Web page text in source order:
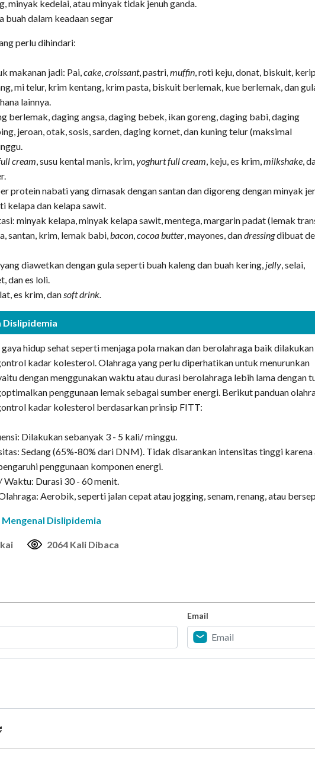
minyak kedelai, atau minyak tidak jenuh ganda.
buah dalam keadaan segar
perlu dihindari:
makanan jadi: Pai,cake ,croissant, pastri,muffin , roti keju, donat, biskuit,
mi telur, krim kentang, krim pasta, biskuit berlemak, kue berlemak, dan
lainnya.
berlemak, daging angsa, daging bebek, ikan goreng, daging babi, daging
jeroan, otak, sosis, sarden, daging kornet, dan kuning telur (maksimal
cream , susu kental manis, krim,yoghurtfull cream , keju, es krim,milkshake ,
protein nabati yang dimasak dengan santan dan digoreng dengan minyak
kelapa dan kelapa sawit.
minyak kelapa, minyak kelapa sawit, mentega, margarin padat (lemak
santan, krim, lemak babi, bacon ,cocoa butter , mayones, dandressingdibuat
diawetkan dengan gula seperti buah kaleng dan buah kering, jelly , selai,
dan es loli.
es krim, dan soft drink.
Dislipidemia
hidup sehat seperti menjaga pola makan dan berolahraga baik dilakukan
kadar kolesterol. Olahraga yang perlu diperhatikan untuk menurunkan
dengan menggunakan waktu atau durasi berolahraga lebih lama dengan
penggunaan lemak sebagai sumber energi. Berikut panduan
kadar kolesterol berdasarkan prinsip FITT:
Dilakukan sebanyak 3 - 5 kali/ minggu.
Sedang (65%-80% dari DNM). Tidak disarankan intensitas tinggi karena
penggunaan komponen energi.
Waktu: Durasi 30 - 60 menit.
Aerobik, seperti jalan cepat atau jogging, senam, renang, atau
Mengenal Dislipidemia
2064 Kali Dibaca
Email